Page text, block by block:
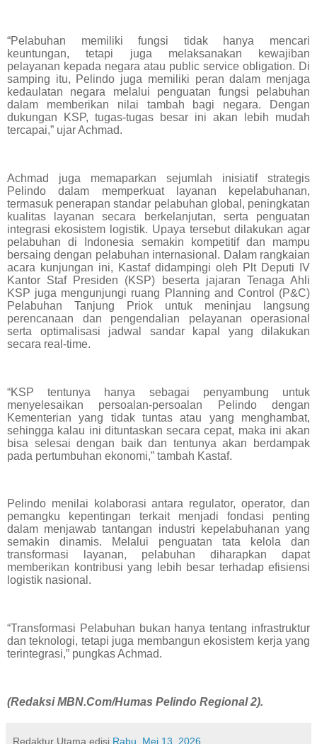
“Pelabuhan memiliki fungsi tidak hanya mencari
keuntungan, tetapi juga melaksanakan kewajiban
pelayanan kepada negara atau public service obligation. Di
samping itu, Pelindo juga memiliki peran dalam menjaga
kedaulatan negara melalui penguatan fungsi pelabuhan
dalam memberikan nilai tambah bagi negara. Dengan
dukungan KSP, tugas-tugas besar ini akan lebih mudah
tercapai,” ujar Achmad.
Achmad juga memaparkan sejumlah inisiatif strategis
Pelindo dalam memperkuat layanan kepelabuhanan,
termasuk penerapan standar pelabuhan global, peningkatan
kualitas layanan secara berkelanjutan, serta penguatan
integrasi ekosistem logistik. Upaya tersebut dilakukan agar
pelabuhan di Indonesia semakin kompetitif dan mampu
bersaing dengan pelabuhan internasional. Dalam rangkaian
acara kunjungan ini, Kastaf didampingi oleh Plt Deputi IV
Kantor Staf Presiden (KSP) beserta jajaran Tenaga Ahli
KSP juga mengunjungi ruang Planning and Control (P&C)
Pelabuhan Tanjung Priok untuk meninjau langsung
perencanaan dan pengendalian pelayanan operasional
serta optimalisasi jadwal sandar kapal yang dilakukan
secara real-time.
“KSP tentunya hanya sebagai penyambung untuk
menyelesaikan persoalan-persoalan Pelindo dengan
Kementerian yang tidak tuntas atau yang menghambat,
sehingga kalau ini dituntaskan secara cepat, maka ini akan
bisa selesai dengan baik dan tentunya akan berdampak
pada pertumbuhan ekonomi,” tambah Kastaf.
Pelindo menilai kolaborasi antara regulator, operator, dan
pemangku kepentingan terkait menjadi fondasi penting
dalam menjawab tantangan industri kepelabuhanan yang
semakin dinamis. Melalui penguatan tata kelola dan
transformasi layanan, pelabuhan diharapkan dapat
memberikan kontribusi yang lebih besar terhadap efisiensi
logistik nasional.
“Transformasi Pelabuhan bukan hanya tentang infrastruktur
dan teknologi, tetapi juga membangun ekosistem kerja yang
terintegrasi,” pungkas Achmad.
(Redaksi MBN.Com/Humas Pelindo Regional 2).
Redaktur Utama edisi Rabu, Mei 13, 2026